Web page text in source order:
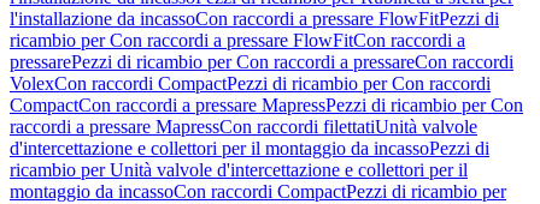
l'installazione da incassoCon raccordi a pressare FlowFitPezzi di
ricambio per Con raccordi a pressare FlowFitCon raccordi a
pressarePezzi di ricambio per Con raccordi a pressareCon raccordi
VolexCon raccordi CompactPezzi di ricambio per Con raccordi
CompactCon raccordi a pressare MapressPezzi di ricambio per Con
raccordi a pressare MapressCon raccordi filettatiUnità valvole
d'intercettazione e collettori per il montaggio da incassoPezzi di
ricambio per Unità valvole d'intercettazione e collettori per il
montaggio da incassoCon raccordi CompactPezzi di ricambio per